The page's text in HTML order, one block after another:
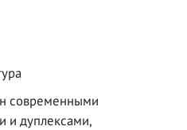
современными
и дуплексами,